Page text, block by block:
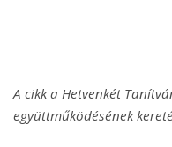
A cikk a Hetvenkét
együttműködésének